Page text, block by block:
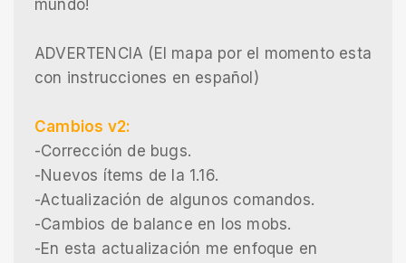
mundo!
ADVERTENCIA (El mapa por el momento esta
con instrucciones en español)
Cambios v2:
-Corrección de bugs.
-Nuevos ítems de la 1.16.
-Actualización de algunos comandos.
-Cambios de balance en los mobs.
-En esta actualización me enfoque en